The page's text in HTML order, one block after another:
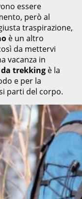
essere
però al
traspirazione,
è un altro
da mettervi
vacanza in
trekking è la
e per la
parti del corpo.